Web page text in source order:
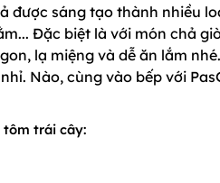
được sáng tạo thành nhiều
Đặc biệt là với món chả
lạ miệng và dễ ăn lắm
Nào, cùng vào bếp với
tôm trái cây: